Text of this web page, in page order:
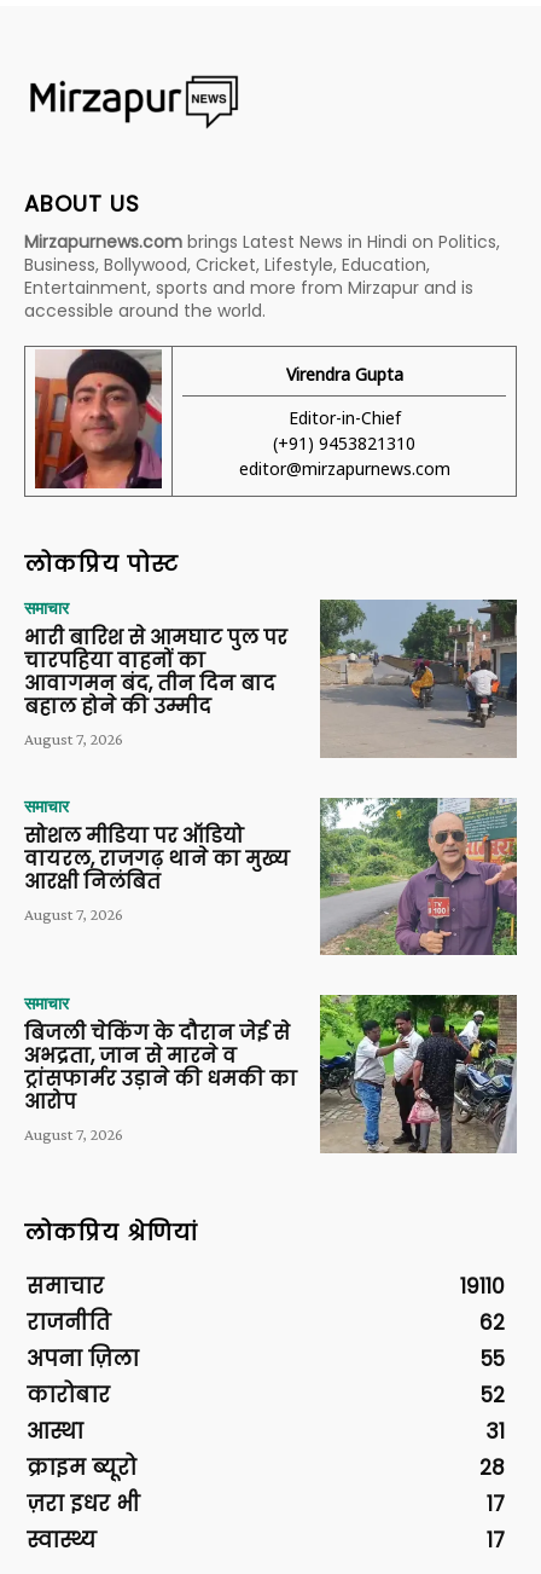
ABOUT US
Mirzapurnews.com brings Latest News in Hindi on Politics,
Business, Bollywood, Cricket, Lifestyle, Education,
Entertainment, sports and more from Mirzapur and is
accessible around the world.
Virendra Gupta
Editor-in-Chief
(+91) 9453821310
editor@mirzapurnews.com
लोकप्रिय पोस्ट
समाचार
भारी बारिश से आमघाट पुल पर
चारपहिया वाहनों का
आवागमन बंद, तीन दिन बाद
बहाल होने की उम्मीद
August 7, 2026
समाचार
सोशल मीडिया पर ऑडियो
वायरल, राजगढ़ थाने का मुख्य
आरक्षी निलंबित
August 7, 2026
समाचार
बिजली चेकिंग के दौरान जेई से
अभद्रता, जान से मारने व
ट्रांसफार्मर उड़ाने की धमकी का
आरोप
August 7, 2026
लोकप्रिय श्रेणियां
समाचार
19110
राजनीति
62
अपना ज़िला
55
कारोबार
52
आस्था
31
क्राइम ब्यूरो
28
ज़रा इधर भी
17
स्वास्थ्य
17